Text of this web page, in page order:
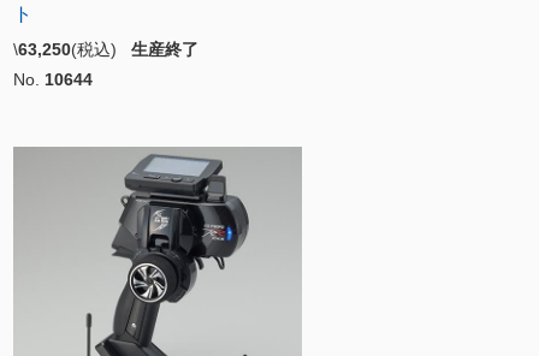
ト
\63,250(税込) 生産終了
No. 10644